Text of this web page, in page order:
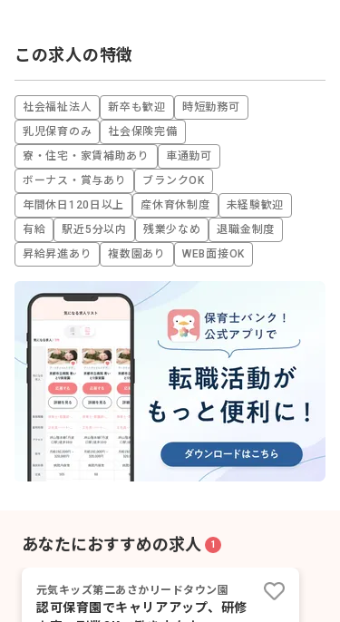
この求人の特徴
社会福祉法人 新卒も歓迎
時短勤務可
乳児保育のみ
社会保険完備
寮・住宅・家賃補助あり
車通勤可
ボーナス・賞与あり
ブランクOK
年間休日120日以上
産休育休制度
未経験歓迎
有給
駅近5分以内 残業少なめ
退職金制度
昇給昇進あり
複数園あり WEB面接OK
あなたにおすすめの求人 1
元気キッズ第二あさかリードタウン園
認可保育園でキャリアアップ、研修